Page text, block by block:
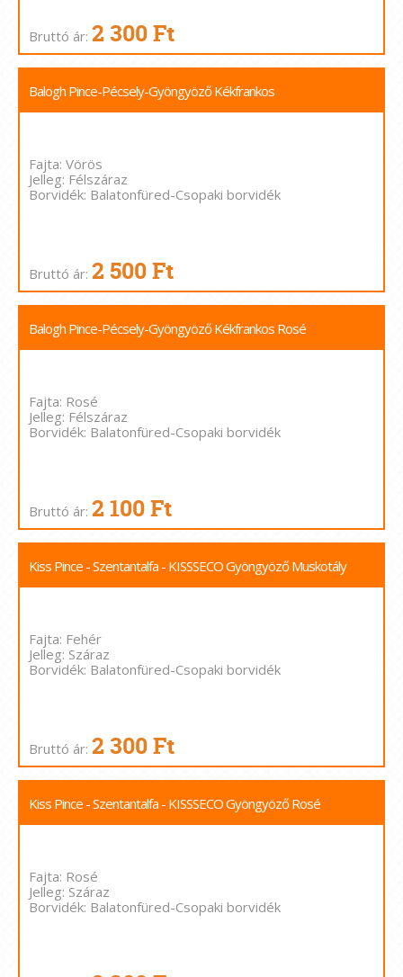
Bruttó ár: 2 300 Ft
Balogh Pince-Pécsely-Gyöngyöző Kékfrankos
Fajta: Vörös
Jelleg: Félszáraz
Borvidék: Balatonfüred-Csopaki borvidék
Bruttó ár: 2 500 Ft
Balogh Pince-Pécsely-Gyöngyöző Kékfrankos Rosé
Fajta: Rosé
Jelleg: Félszáraz
Borvidék: Balatonfüred-Csopaki borvidék
Bruttó ár: 2 100 Ft
Kiss Pince - Szentantalfa - KISSSECO Gyöngyöző Muskotály
Fajta: Fehér
Jelleg: Száraz
Borvidék: Balatonfüred-Csopaki borvidék
Bruttó ár: 2 300 Ft
Kiss Pince - Szentantalfa - KISSSECO Gyöngyöző Rosé
Fajta: Rosé
Jelleg: Száraz
Borvidék: Balatonfüred-Csopaki borvidék